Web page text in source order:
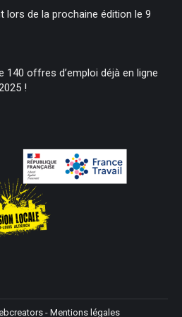
lors de la prochaine édition le 9
140 offres d’emploi déjà en ligne
!
- Mentions légales